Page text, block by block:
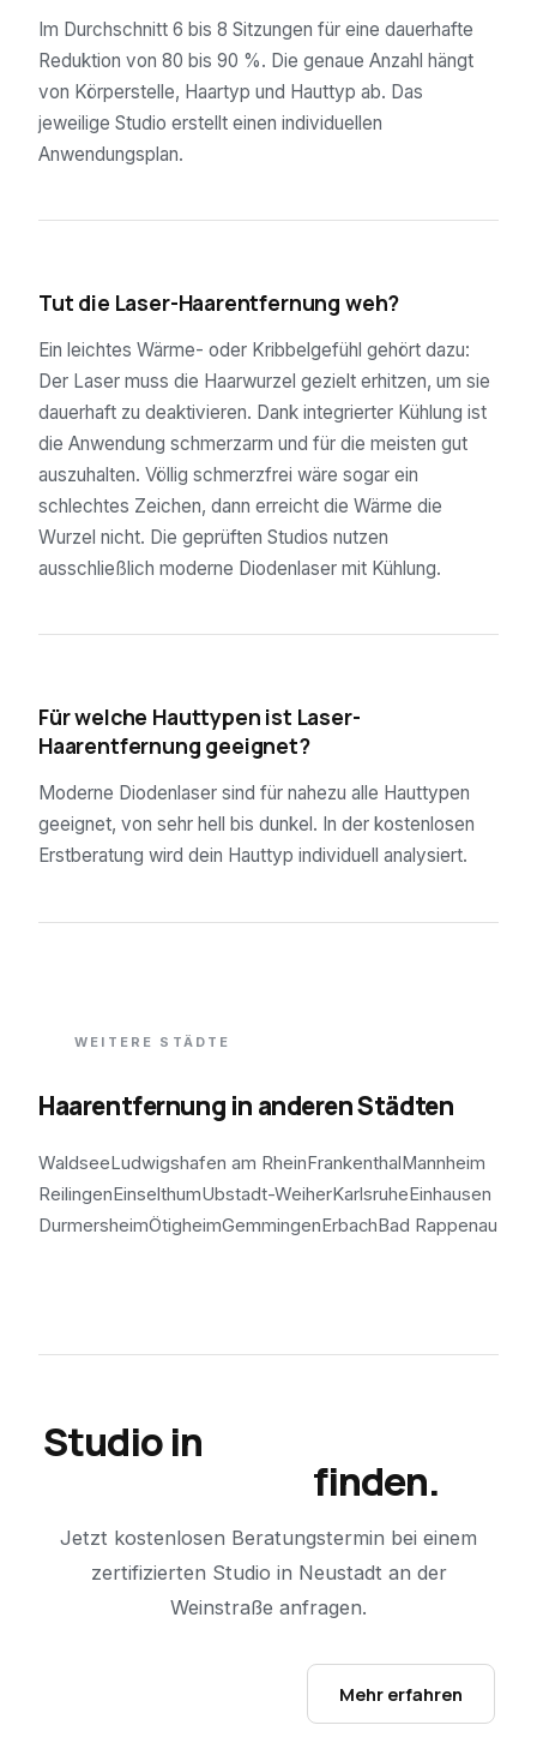
Im Durchschnitt 6 bis 8 Sitzungen für eine dauerhafte
Reduktion von 80 bis 90 %. Die genaue Anzahl hängt
von Körperstelle, Haartyp und Hauttyp ab. Das
jeweilige Studio erstellt einen individuellen
Anwendungsplan.
Tut die Laser-Haarentfernung weh?
Ein leichtes Wärme- oder Kribbelgefühl gehört dazu:
Der Laser muss die Haarwurzel gezielt erhitzen, um sie
dauerhaft zu deaktivieren. Dank integrierter Kühlung ist
die Anwendung schmerzarm und für die meisten gut
auszuhalten. Völlig schmerzfrei wäre sogar ein
schlechtes Zeichen, dann erreicht die Wärme die
Wurzel nicht. Die geprüften Studios nutzen
ausschließlich moderne Diodenlaser mit Kühlung.
Für welche Hauttypen ist Laser-
Haarentfernung geeignet?
Moderne Diodenlaser sind für nahezu alle Hauttypen
geeignet, von sehr hell bis dunkel. In der kostenlosen
Erstberatung wird dein Hauttyp individuell analysiert.
WEITERE STÄDTE
Haarentfernung in anderen Städten
WaldseeLudwigshafen am RheinFrankenthalMannheim
ReilingenEinselthumUbstadt-WeiherKarlsruheEinhausen
DurmersheimÖtigheimGemmingenErbachBad Rappenau
Studio in
finden.
Jetzt kostenlosen Beratungstermin bei einem
zertifizierten Studio in Neustadt an der
Weinstraße anfragen.
Mehr erfahren